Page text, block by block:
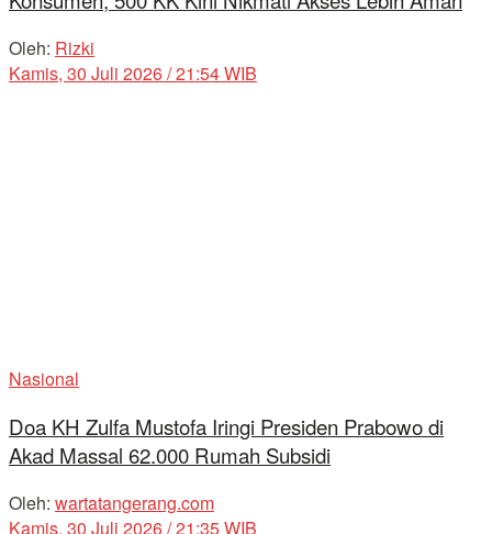
Oleh: Rizki
Kamis, 30 Juli 2026 / 21:54 WIB
Nasional
Doa KH Zulfa Mustofa Iringi Presiden Prabowo di
Akad Massal 62.000 Rumah Subsidi
Oleh: wartatangerang.com
Kamis, 30 Juli 2026 / 21:35 WIB